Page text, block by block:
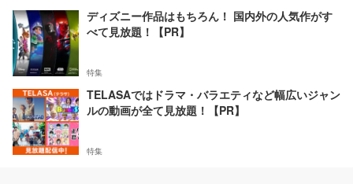
ディズニー作品はもちろん！ 国内外の人気作がす
べて見放題！【PR】
特集
TELASAではドラマ・バラエティなど幅広いジャン
ルの動画が全て見放題！【PR】
特集